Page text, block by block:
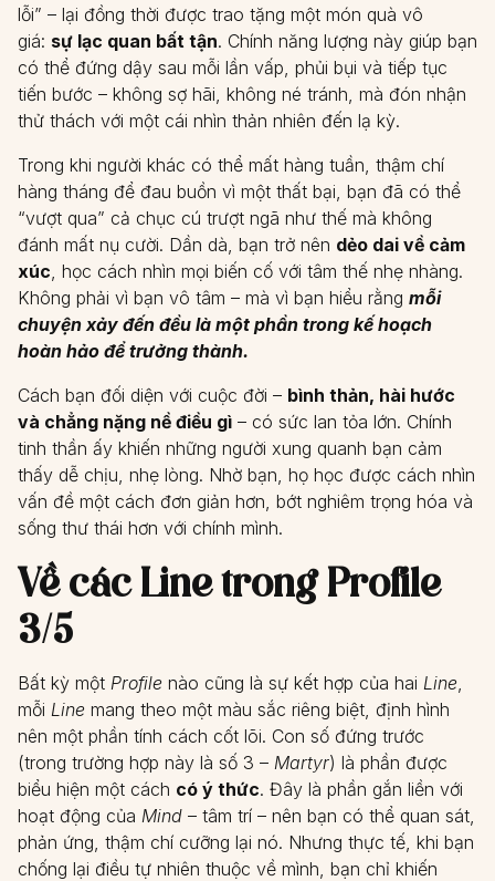
lỗi” – lại đồng thời được trao tặng một món quà vô
giá: sự lạc quan bất tận. Chính năng lượng này giúp bạn
có thể đứng dậy sau mỗi lần vấp, phủi bụi và tiếp tục
tiến bước – không sợ hãi, không né tránh, mà đón nhận
thử thách với một cái nhìn thản nhiên đến lạ kỳ.
Trong khi người khác có thể mất hàng tuần, thậm chí
hàng tháng để đau buồn vì một thất bại, bạn đã có thể
“vượt qua” cả chục cú trượt ngã như thế mà không
đánh mất nụ cười. Dần dà, bạn trở nên dẻo dai về cảm
xúc, học cách nhìn mọi biến cố với tâm thế nhẹ nhàng.
Không phải vì bạn vô tâm – mà vì bạn hiểu rằng mỗi
chuyện xảy đến đều là một phần trong kế hoạch
hoàn hảo để trưởng thành.
Cách bạn đối diện với cuộc đời – bình thản, hài hước
và chẳng nặng nề điều gì – có sức lan tỏa lớn. Chính
tinh thần ấy khiến những người xung quanh bạn cảm
thấy dễ chịu, nhẹ lòng. Nhờ bạn, họ học được cách nhìn
vấn đề một cách đơn giản hơn, bớt nghiêm trọng hóa và
sống thư thái hơn với chính mình.
Về các Line trong Profile
3/5
Bất kỳ một Profile nào cũng là sự kết hợp của hai Line,
mỗi Line mang theo một màu sắc riêng biệt, định hình
nên một phần tính cách cốt lõi. Con số đứng trước
(trong trường hợp này là số 3 – Martyr) là phần được
biểu hiện một cách có ý thức. Đây là phần gắn liền với
hoạt động của Mind – tâm trí – nên bạn có thể quan sát,
phản ứng, thậm chí cưỡng lại nó. Nhưng thực tế, khi bạn
chống lại điều tự nhiên thuộc về mình, bạn chỉ khiến